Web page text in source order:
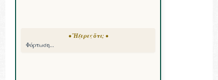
• Ἤξερες ὅτι; •
Φόρτωση...